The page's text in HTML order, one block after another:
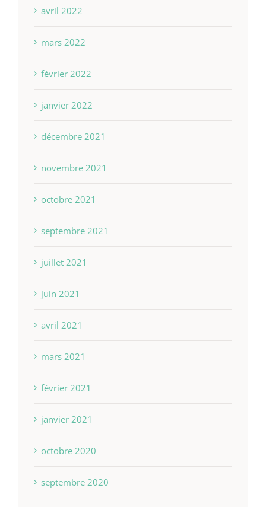
avril 2022
mars 2022
février 2022
janvier 2022
décembre 2021
novembre 2021
octobre 2021
septembre 2021
juillet 2021
juin 2021
avril 2021
mars 2021
février 2021
janvier 2021
octobre 2020
septembre 2020